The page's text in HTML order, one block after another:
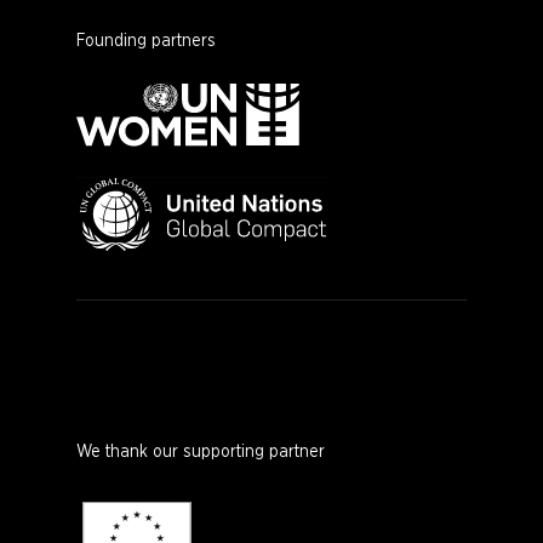
Founding partners
We thank our supporting partner